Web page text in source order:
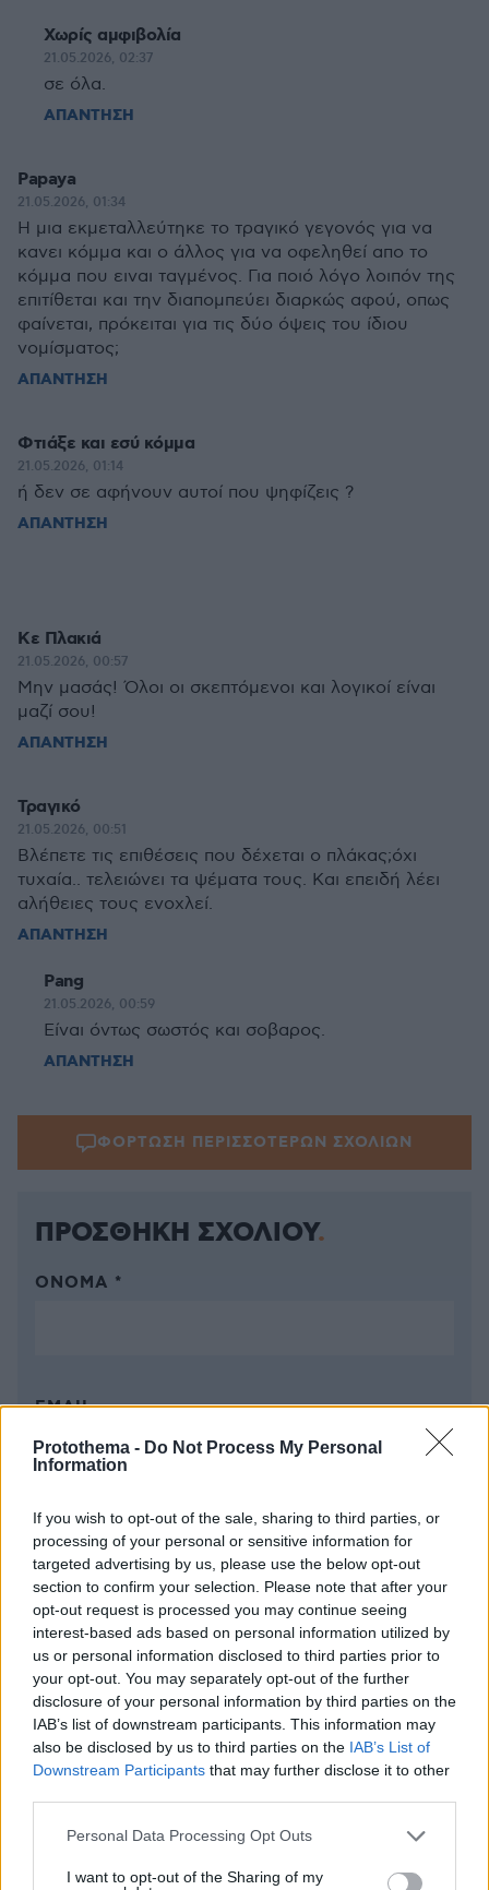
Protothema - Do Not Process My Personal
Information
If you wish to opt-out of the sale, sharing to third parties, or
processing of your personal or sensitive information for
targeted advertising by us, please use the below opt-out
section to confirm your selection. Please note that after your
opt-out request is processed you may continue seeing
interest-based ads based on personal information utilized by
us or personal information disclosed to third parties prior to
your opt-out. You may separately opt-out of the further
disclosure of your personal information by third parties on the
IAB’s list of downstream participants. This information may
also be disclosed by us to third parties on the IAB’s List of
Downstream Participants that may further disclose it to other
Please note that this website/app uses one or more Google
not limited to your visit or usage behaviour. You may click to
Personal Data Processing Opt Outs
I want to opt-out of the Sharing of my
Χωρίς αμφιβολία
21.05.2026, 02:37
σε όλα.
ΑΠΑΝΤΗΣΗ
Papaya
21.05.2026, 01:34
Η μια εκμεταλλεύτηκε το τραγικό γεγονός για να
κανει κόμμα και ο άλλος για να οφεληθεί απο το
κόμμα που ειναι ταγμένος. Για ποιό λόγο λοιπόν της
επιτίθεται και την διαπομπεύει διαρκώς αφού, οπως
φαίνεται, πρόκειται για τις δύο όψεις του ίδιου
νομίσματος;
ΑΠΑΝΤΗΣΗ
Φτιάξε και εσύ κόμμα
21.05.2026, 01:14
ή δεν σε αφήνουν αυτοί που ψηφίζεις ?
ΑΠΑΝΤΗΣΗ
Κε Πλακιά
21.05.2026, 00:57
Μην μασάς! Όλοι οι σκεπτόμενοι και λογικοί είναι
μαζί σου!
ΑΠΑΝΤΗΣΗ
Τραγικό
21.05.2026, 00:51
Βλέπετε τις επιθέσεις που δέχεται ο πλάκας;όχι
τυχαία.. τελειώνει τα ψέματα τους. Και επειδή λέει
αλήθειες τους ενοχλεί.
ΑΠΑΝΤΗΣΗ
Pang
21.05.2026, 00:59
Είναι όντως σωστός και σοβαρος.
ΑΠΑΝΤΗΣΗ
ΦΟΡΤΩΣΗ ΠΕΡΙΣΣΟΤΕΡΩΝ ΣΧΟΛΙΩΝ
ΠΡΟΣΘΗΚΗ ΣΧΟΛΙΟΥ
ΌΝΟΜΑ *
EMAIL
ΣΧΌΛΙΟ *
Απομένουν 2500 χαρακτήρες